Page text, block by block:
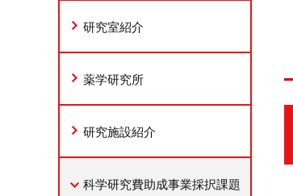
研究室紹介
薬学研究所
研究施設紹介
科学研究費助成事業採択課題